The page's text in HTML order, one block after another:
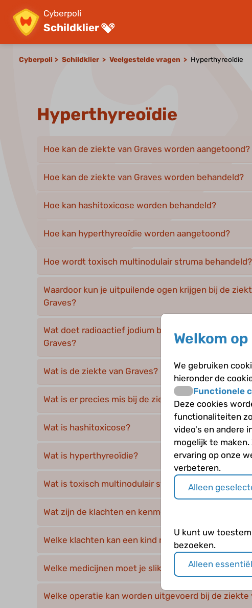
Cyberpoli
Schildklier
Cyberpoli Schildklier Veelgestelde vragen Hyperthyreoïdie
Hyperthyreoïdie
Hoe kan de ziekte van Graves worden aangetoond?
Hoe kan de ziekte van Graves worden behandeld?
Hoe kan hashitoxicose worden behandeld?
Hoe kan hyperthyreoïdie worden aangetoond?
Hoe wordt toxisch multinodulair struma behandeld?
Waardoor kun je uitpuilende ogen krijgen bij de
Graves?
Wat doet radioactief jodium bij de behandeling van
Graves?
Wat is de ziekte van Graves?
Wat is er precies mis bij de ziekte van Graves?
Wat is hashitoxicose?
Wat is hyperthyreoïdie?
Wat is toxisch multinodulair struma?
Wat zijn de klachten en kenmerken bij de ziekte van
Welke klachten kan een kind met hyperthyreoïdie
Welke medicijnen moet je slikken bij de ziekte van
Welke operatie kan worden uitgevoerd bij de ziekte
Welkom
We gebruiken
hieronder de
Functionele
Deze cookies
functionaliteiten
video's en andere
mogelijk te maken.
ervaring op onze
verbeteren.
Alleen
U kunt uw
bezoeken.
Alleen